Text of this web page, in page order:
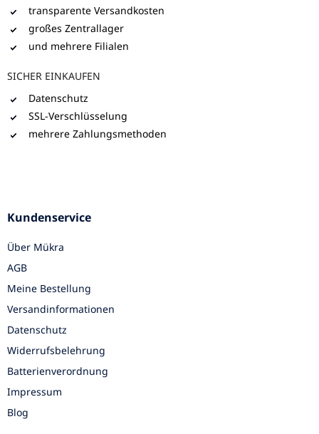
transparente Versandkosten
großes Zentrallager
und mehrere Filialen
SICHER EINKAUFEN
Datenschutz
SSL-Verschlüsselung
mehrere Zahlungsmethoden
Kundenservice
Über Mükra
AGB
Meine Bestellung
Versandinformationen
Datenschutz
Widerrufsbelehrung
Batterienverordnung
Impressum
Blog